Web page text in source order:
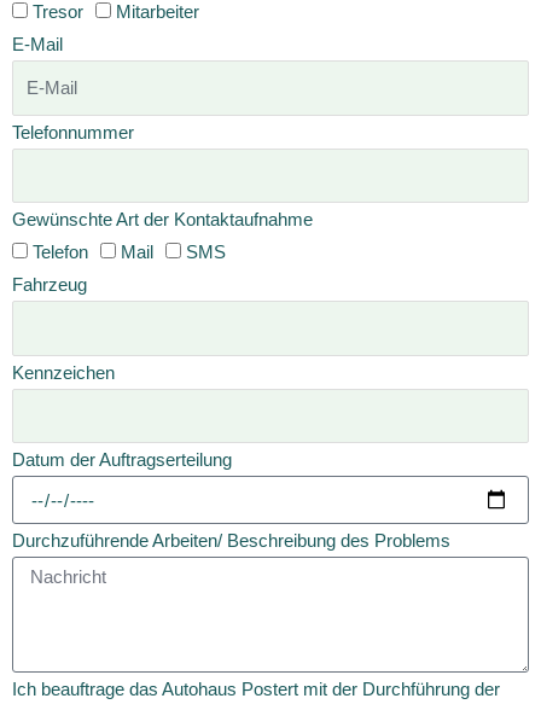
Tresor
Mitarbeiter
E-Mail
Telefonnummer
Gewünschte Art der Kontaktaufnahme
Telefon
Mail
SMS
Fahrzeug
Kennzeichen
Datum der Auftragserteilung
Durchzuführende Arbeiten/ Beschreibung des Problems
Ich beauftrage das Autohaus Postert mit der Durchführung der